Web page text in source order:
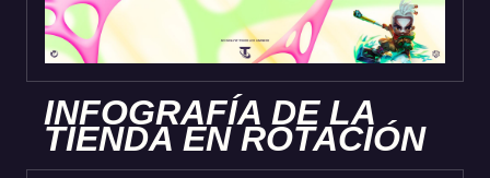
INFOGRAFÍA DE LA
TIENDA EN ROTACIÓN